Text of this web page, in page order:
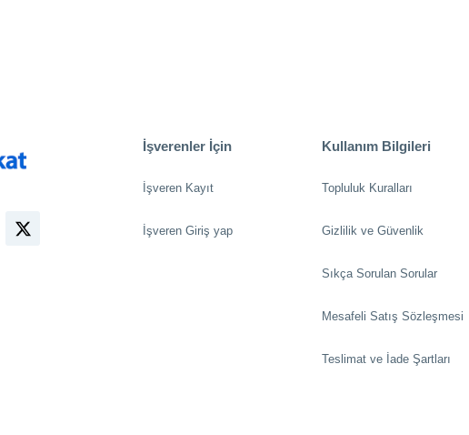
İşverenler İçin
İşveren Kayıt
İşveren Giriş yap
Kullanım Bilgileri
Topluluk Kuralları
Gizlilik ve Güvenlik
Sıkça Sorulan Sorular
Mesafeli Satış Sözleşmesi
Teslimat ve İade Şartları